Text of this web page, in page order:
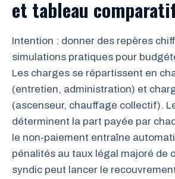
et tableau
Intention : donner des repères
simulations pratiques pour
Les charges se répartissent en
(entretien, administration) et
(ascenseur, chauffage collectif).
déterminent la part payée par
le non‑paiement entraîne
pénalités au taux légal majoré de
syndic peut lancer le